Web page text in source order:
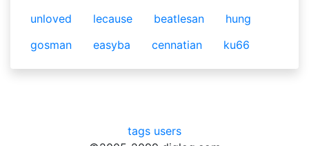
unloved
lecause beatlesan
hung
gosman
easyba cennatian ku66
tags users